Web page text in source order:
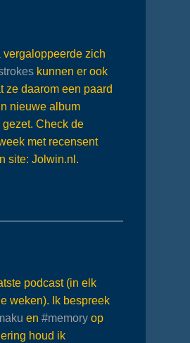
vergaloppeerde zich
kunnen er ook
ze daarom een paard
nieuwe album
gezet. Check de
met recensent
site: Jolwin.nl.
podcast (in elk
weken). Ik bespreek
en #memory op
houd ik